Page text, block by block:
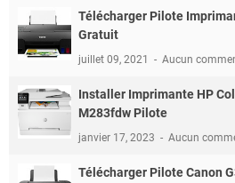
Télécharger Pilote
Gratuit
juillet 09, 2021 Aucun
Installer Imprimante HP
M283fdw Pilote
janvier 17, 2023 Aucun
Télécharger Pilote Canon